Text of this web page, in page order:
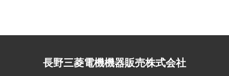
長野三菱電機機器販売株式会社